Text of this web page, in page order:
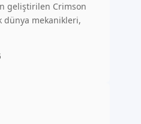
geliştirilen Crimson
dünya mekanikleri,